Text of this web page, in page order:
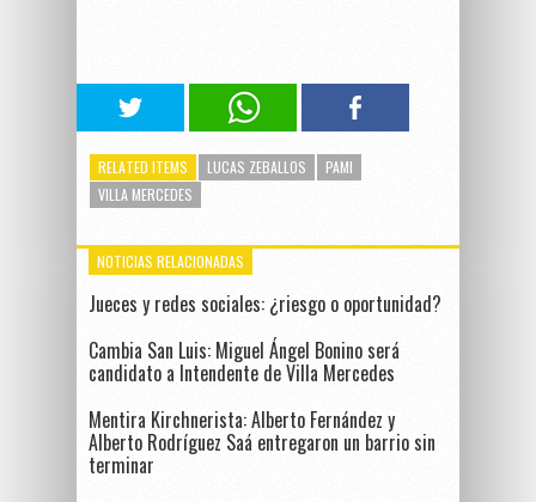
RELATED ITEMS LUCAS ZEBALLOS
PAMI
VILLA MERCEDES
NOTICIAS RELACIONADAS
Jueces y redes sociales: ¿riesgo o oportunidad?
Cambia San Luis: Miguel Ángel Bonino será
candidato a Intendente de Villa Mercedes
Mentira Kirchnerista: Alberto Fernández y
Alberto Rodríguez Saá entregaron un barrio sin
terminar